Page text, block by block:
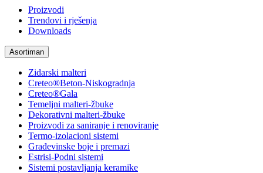
Proizvodi
Trendovi i rješenja
Downloads
Asortiman
Zidarski malteri
Creteo®Beton-Niskogradnja
Creteo®Gala
Temeljni malteri-žbuke
Dekorativni malteri-žbuke
Proizvodi za saniranje i renoviranje
Termo-izolacioni sistemi
Građevinske boje i premazi
Estrisi-Podni sistemi
Sistemi postavljanja keramike